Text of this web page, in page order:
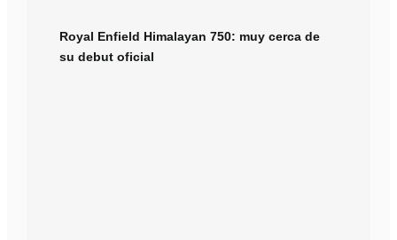
Royal Enfield Himalayan 750: muy cerca de
su debut oficial